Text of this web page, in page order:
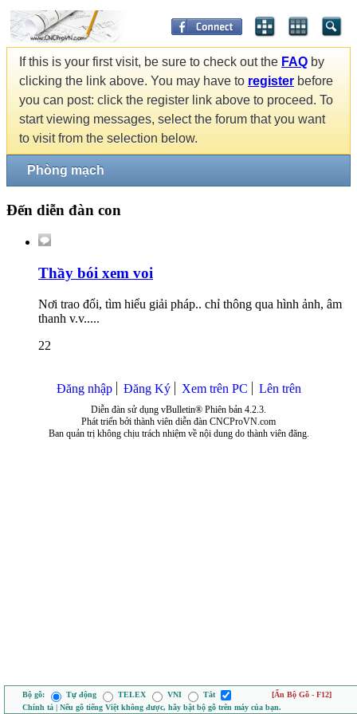
If this is your first visit, be sure to check out the FAQ by
clicking the link above. You may have to register before
you can post: click the register link above to proceed. To
start viewing messages, select the forum that you want
to visit from the selection below.
Phòng mạch
Đến diễn đàn con
Thầy bói xem voi
Nơi trao đổi, tìm hiểu giải pháp.. chỉ thông qua hình ảnh, âm
thanh v.v.....
22
Đăng nhập Đăng Ký Xem trên PC Lên trên
Diễn đàn sử dụng vBulletin® Phiên bản 4.2.3.
Phát triển bởi thành viên diễn đàn CNCProVN.com
Ban quản trị không chịu trách nhiệm về nội dung do thành viên đăng.
Bộ gõ: Tự động TELEX VNI Tắt
[Ẩn Bộ Gõ - F12]
Chính tả | Nếu gõ tiếng Việt không được, hãy bật bộ gõ trên máy của bạn.